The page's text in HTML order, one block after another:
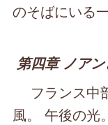
のそばにいる
第四章 ノア
フランス中
風。 午後の光